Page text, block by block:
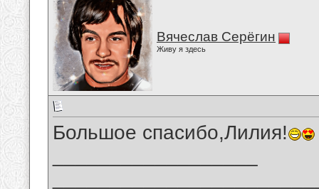
Вячеслав Серёгин
Живу я здесь
Большое спасибо,Лилия!